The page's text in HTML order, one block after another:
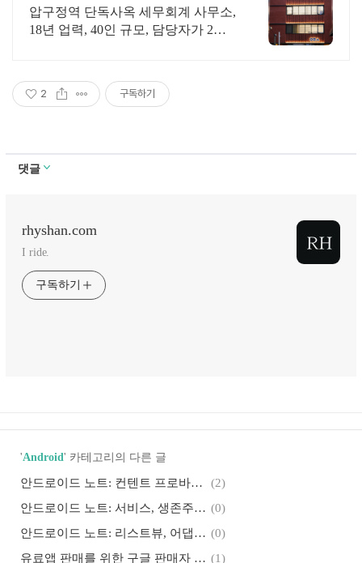
2인 담당 케어로 즉시 소통
압구정역 단독사옥 세무회계 사무소,
18년 업력, 40인 규모, 담당자가 2명
료.
2 구독하기
댓글
rhyshan.com
I ride.
구독하기
'Android' 카테고리의 다른 글
안드로이드 노트: 컨텐트 프로바이더(CP), 컨텐트 리졸버(CR), 컨텐트 옵저버(CO), 복수/단수 URI
(2)
안드로이드 노트: 서비스, 생존주기, startService(), bindService(), ANR, AIDL, RPC (0)
안드로이드 노트: 리스트뷰, 어댑터, 어댑터뷰, 겟뷰, 오버스크롤 (0)
유료앱 판매를 위한 구글 판매자 계정 등록: GOOGLE 월렛 (1)